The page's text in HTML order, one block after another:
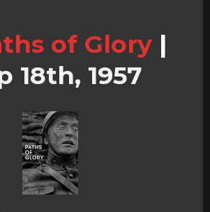
of Glory |
18th, 1957